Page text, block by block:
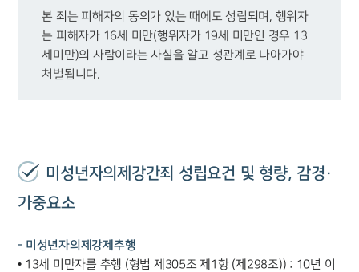
본 죄는 피해자의 동의가 있는 때에도 성립되며, 행위자
는 피해자가 16세 미만(행위자가 19세 미만인 경우 13
세미만)의 사람이라는 사실을 알고 성관계로 나아가야
처벌됩니다.
미성년자의제강간죄 성립요건 및 형량, 감경·
가중요소
- 미성년자의제강제추행
• 13세 미만자를 추행 (형법 제305조 제1항 (제298조)) : 10년 이